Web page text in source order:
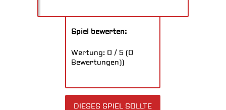
Spiel bewerten:
Wertung: 0 / 5 (0
Bewertungen))
DIESES SPIEL SOLLTE